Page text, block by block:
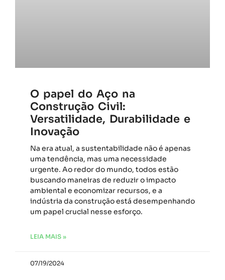
O papel do Aço na
Construção Civil:
Versatilidade, Durabilidade e
Inovação
Na era atual, a sustentabilidade não é apenas
uma tendência, mas uma necessidade
urgente. Ao redor do mundo, todos estão
buscando maneiras de reduzir o impacto
ambiental e economizar recursos, e a
indústria da construção está desempenhando
um papel crucial nesse esforço.
LEIA MAIS »
07/19/2024